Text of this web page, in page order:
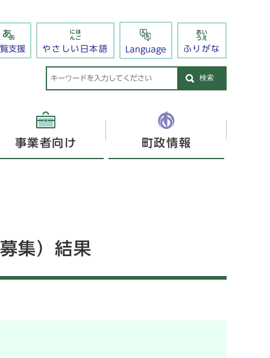
支援 やさしい日本語 Language ふりがな
検索
事業者向け 町政情報
集）結果